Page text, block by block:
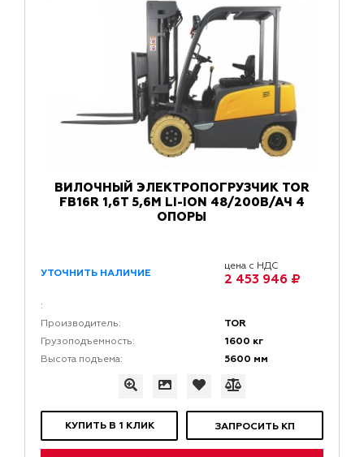
ВИЛОЧНЫЙ ЭЛЕКТРОПОГРУЗЧИК TOR
FB16R 1,6Т 5,6М LI-ION 48/200В/АЧ 4
ОПОРЫ
УТОЧНИТЬ НАЛИЧИЕ
цена с НДС
2 453 946 ₽
:
Производитель:
TOR
Грузоподъемность: 1600 кг
Высота подъема: 5600 мм
КУПИТЬ В 1 КЛИК ЗАПРОСИТЬ КП